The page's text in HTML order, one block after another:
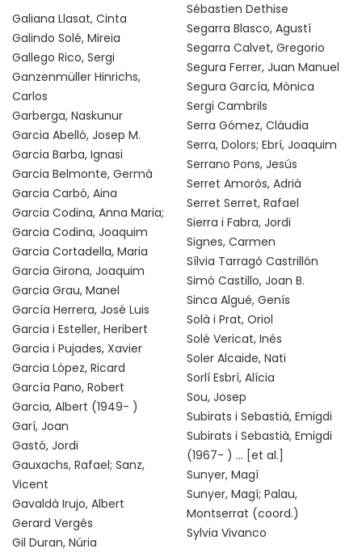
Galiana Llasat, Cinta
Galindo Solé, Mireia
Gallego Rico, Sergi
Ganzenmüller Hinrichs,
Carlos
Garberga, Naskunur
Garcia Abelló, Josep M.
Garcia Barba, Ignasi
Garcia Belmonte, Germà
Garcia Carbó, Aina
Garcia Codina, Anna Maria;
Garcia Codina, Joaquim
Garcia Cortadella, Maria
Garcia Girona, Joaquim
Garcia Grau, Manel
García Herrera, José Luis
Garcia i Esteller, Heribert
Garcia i Pujades, Xavier
Garcia López, Ricard
García Pano, Robert
Garcia, Albert (1949- )
Garí, Joan
Gastó, Jordi
Gauxachs, Rafael; Sanz,
Vicent
Gavaldà Irujo, Albert
Gerard Vergés
Gil Duran, Núria
Sébastien Dethise
Segarra Blasco, Agustí
Segarra Calvet, Gregorio
Segura Ferrer, Juan Manuel
Segura García, Mònica
Sergi Cambrils
Serra Gómez, Clàudia
Serra, Dolors; Ebrí, Joaquim
Serrano Pons, Jesús
Serret Amorós, Adrià
Serret Serret, Rafael
Sierra i Fabra, Jordi
Signes, Carmen
Sílvia Tarragó Castrillón
Simó Castillo, Joan B.
Sinca Algué, Genís
Solà i Prat, Oriol
Solé Vericat, Inés
Soler Alcaide, Nati
Sorlí Esbrí, Alícia
Sou, Josep
Subirats i Sebastià, Emigdi
Subirats i Sebastià, Emigdi
(1967- ) ... [et al.]
Sunyer, Magí
Sunyer, Magí; Palau,
Montserrat (coord.)
Sylvia Vivanco